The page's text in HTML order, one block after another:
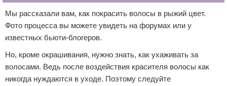
Мы рассказали вам, как покрасить волосы в рыжий цвет.
Фото процесса вы можете увидеть на форумах или у
известных бьюти-блогеров.
Но, кроме окрашивания, нужно знать, как ухаживать за
волосами. Ведь после воздействия красителя волосы как
никогда нуждаются в уходе. Поэтому следуйте